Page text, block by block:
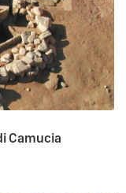
Camucia